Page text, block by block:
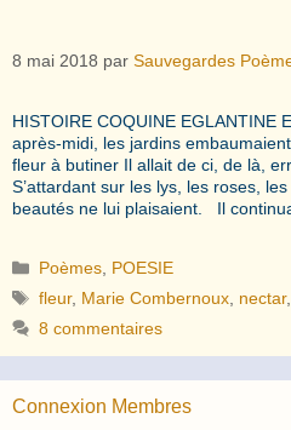
8 mai 2018 par Sauvegardes
HISTOIRE COQUINE
après-midi, les jardins
fleur à butiner Il allait de ci, de là,
S’attardant sur les lys, les roses,
beautés ne lui plaisaient. Il
Catégories
Poèmes POESIE
Étiquettes
fleur, Marie Combernoux nectar,
8 commentaires
Connexion Membres